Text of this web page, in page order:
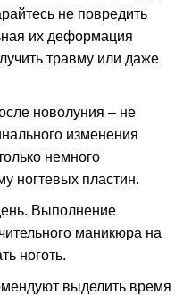
не повредить
их деформация
травму или даже
новолуния – не
изменения
немного
ногтевых пластин.
Выполнение
маникюра на
ноготь.
выделить время